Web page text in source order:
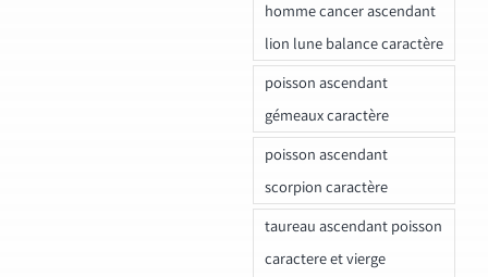
homme cancer ascendant
lion lune balance caractère
poisson ascendant
gémeaux caractère
poisson ascendant
scorpion caractère
taureau ascendant poisson
caractere et vierge